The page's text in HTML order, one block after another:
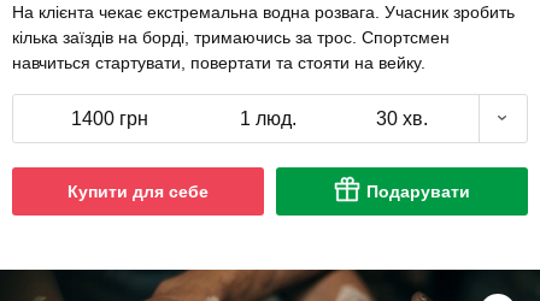
На клієнта чекає екстремальна водна розвага. Учасник зробить
кілька заїздів на борді, тримаючись за трос. Спортсмен
навчиться стартувати, повертати та стояти на вейку.
1400 грн 1 люд. 30 хв.
Купити для себе Подарувати